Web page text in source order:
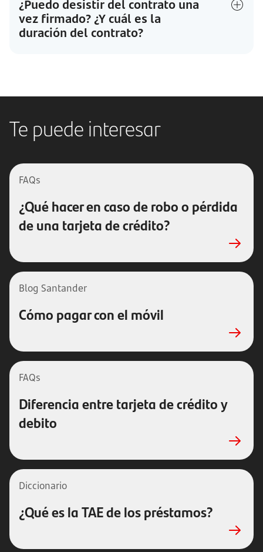
¿Puedo desistir del contrato una
vez firmado? ¿Y cuál es la
duración del contrato?
Te puede interesar
FAQs
¿Qué hacer en caso de robo o pérdida
de una tarjeta de crédito?
Blog Santander
Cómo pagar con el móvil
FAQs
Diferencia entre tarjeta de crédito y
debito
Diccionario
¿Qué es la TAE de los préstamos?